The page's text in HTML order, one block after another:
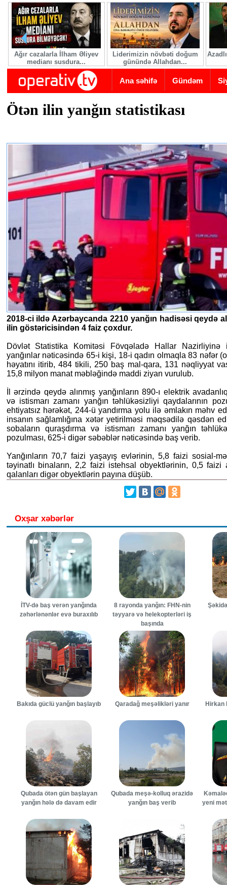
Skip to main content
Ağır cəzalarla İlham Əliyev
medianı susdura...
Liderimizin növbəti doğum
günündə Allahdan...
Ana səhifə Gündəm
Ötən ilin yanğın statistikası
2018-ci ildə Azərbaycanda 2210 yanğın hadisəsi qeydə
ilin göstəricisindən 4 faiz çoxdur.
Dövlət Statistika Komitəsi Fövqəladə Hallar
yanğınlar nəticəsində 65-i kişi, 18-i qadın olmaqla 83 nəfər
həyatını itirib, 484 tikili, 250 baş mal-qara, 131 nəqliyyat
15,8 milyon manat məbləğində maddi ziyan vurulub.
İl ərzində qeydə alınmış yanğınların 890-ı elektrik
və istismarı zamanı yanğın təhlükəsizliyi qaydalarının
ehtiyatsız hərəkət, 244-ü yandırma yolu ilə əmlakın məhv
insanın sağlamlığına xətər yetirilməsi məqsədilə qəsdən
sobaların quraşdırma və istismarı zamanı yanğın
pozulması, 625-i digər səbəblər nəticəsində baş verib.
Yanğınların 70,7 faizi yaşayış evlərinin, 5,8 faizi sosial-
təyinatlı binaların, 2,2 faizi istehsal obyektlərinin, 0,5 faizi
qalanları digər obyektlərin payına düşüb.
Oxşar xəbərlər
İTV-də baş verən yanğında
zəhərlənənlər evə buraxılıb
8 rayonda yanğın: FHN-nin
təyyarə və helekopterləri iş
başında
Bakıda güclü yanğın başlayıb Qaradağ meşəlikləri yanır Hirkan
Qubada ötən gün başlayan
yanğın hələ də davam edir
Qubada meşə-kolluq ərazidə
yanğın baş verib
yeni